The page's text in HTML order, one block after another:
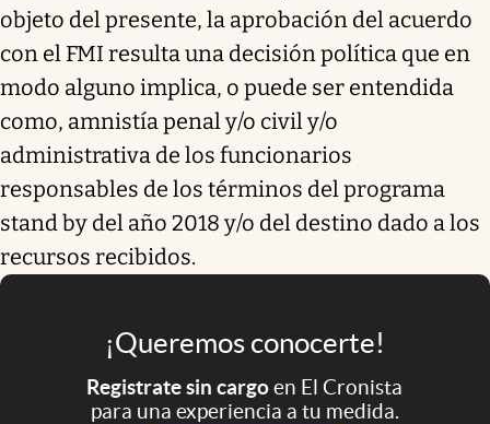
objeto del presente, la aprobación del acuerdo
con el FMI resulta una decisión política que en
modo alguno implica, o puede ser entendida
como, amnistía penal y/o civil y/o
administrativa de los funcionarios
responsables de los términos del programa
stand by del año 2018 y/o del destino dado a los
recursos recibidos.
¡Queremos conocerte!
Registrate sin cargoen El Cronista
para una experiencia a tu medida.